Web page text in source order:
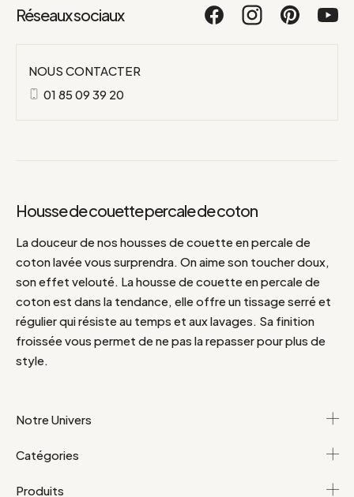
Réseaux sociaux
NOUS CONTACTER
01 85 09 39 20
Housse de couette percale de coton
La douceur de nos housses de couette en percale de
coton lavée vous surprendra. On aime son toucher doux,
son effet velouté. La housse de couette en percale de
coton est dans la tendance, elle offre un tissage serré et
régulier qui résiste au temps et aux lavages. Sa finition
froissée vous permet de ne pas la repasser pour plus de
style.
Notre Univers
Catégories
Produits